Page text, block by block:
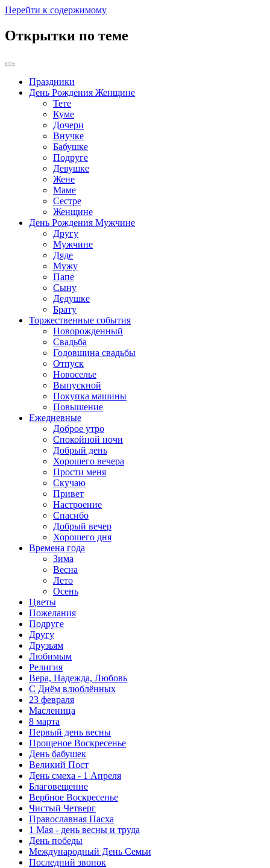
Перейти к содержимому
Открытки по теме
Праздники
День Рождения Женщине
Тете
Куме
Дочери
Внучке
Бабушке
Подруге
Девушке
Жене
Маме
Сестре
Женщине
День Рождения Мужчине
Другу
Мужчине
Дяде
Мужу
Папе
Сыну
Дедушке
Брату
Торжественные события
Новорожденный
Свадьба
Годовщина свадьбы
Отпуск
Новоселье
Выпускной
Покупка машины
Повышение
Ежедневные
Доброе утро
Спокойной ночи
Добрый день
Хорошего вечера
Прости меня
Скучаю
Привет
Настроение
Спасибо
Добрый вечер
Хорошего дня
Времена года
Зима
Весна
Лето
Осень
Цветы
Пожелания
Подруге
Другу
Друзьям
Любимым
Религия
Вера, Надежда, Любовь
С Днём влюблённых
23 февраля
Масленица
8 марта
Первый день весны
Прощеное Воскресенье
День бабушек
Великий Пост
День смеха - 1 Апреля
Благовещение
Вербное Воскресенье
Чистый Четверг
Православная Пасха
1 Мая - день весны и труда
День победы
Международный День Семьи
Последний звонок